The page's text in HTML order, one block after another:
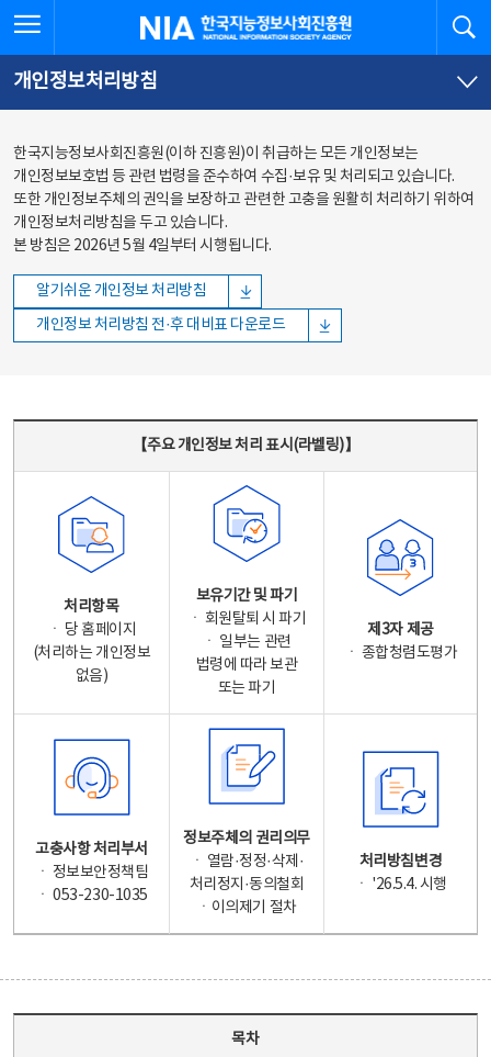
바로가기
바로가기
한국지능정보사회진흥원
개인정보처리방침
한국지능정보사회진흥원(이하 진흥원)이 취급하는 모든 개인정보는
개인정보보호법 등 관련 법령을 준수하여 수집·보유 및 처리되고 있습니다.
또한 개인정보주체의 권익을 보장하고 관련한 고충을 원활히 처리하기 위하여
개인정보처리방침을 두고 있습니다.
본 방침은 2026년 5월 4일부터 시행됩니다.
알기쉬운 개인정보 처리방침
개인정보 처리방침 전·후 대비표 다운로드
【주요 개인정보 처리 표시(라벨링)】
처리항목
ㆍ 당 홈페이지
(처리하는 개인정보
없음)
보유기간 및 파기
ㆍ 회원탈퇴 시 파기
ㆍ 일부는 관련
법령에 따라 보관
또는 파기
제3자 제공
ㆍ 종합청렴도평가
고충사항 처리부서
ㆍ 정보보안정책팀
ㆍ 053-230-1035
정보주체의 권리의무
ㆍ 열람·정정·삭제·
처리정지·동의철회
ㆍ이의제기 절차
처리방침변경
ㆍ '26.5.4. 시행
목차